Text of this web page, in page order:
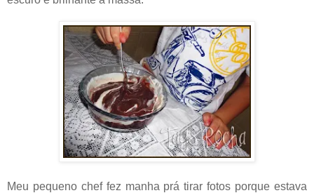
Meu pequeno chef fez manha prá tirar fotos porque estava